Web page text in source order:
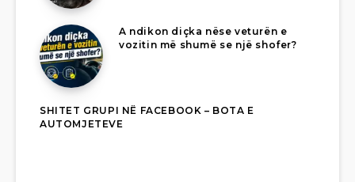
A ndikon diçka nëse veturën e
vozitin më shumë se një shofer?
SHITET GRUPI NË FACEBOOK – BOTA E
AUTOMJETEVE